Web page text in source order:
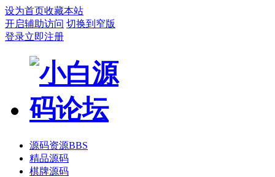
设为首页收藏本站
开启辅助访问 切换到窄版
登录立即注册
源码资源BBS
精品源码
棋牌源码